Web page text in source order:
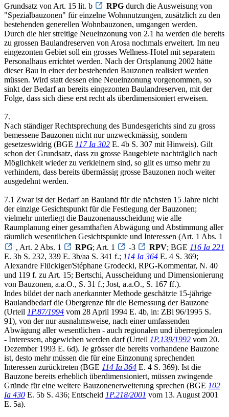
Grundsatz von Art. 15 lit. b
RPG durch die Ausweisung von
"Spezialbauzonen" für einzelne Wohnnutzungen, zusätzlich zu den
bestehenden generellen Wohnbauzonen, umgangen werden.
Durch die hier streitige Neueinzonung von 2.1 ha werden die bereits
zu grossen Baulandreserven von Arosa nochmals erweitert. Im neu
eingezonten Gebiet soll ein grosses Wellness-Hotel mit separatem
Personalhaus errichtet werden. Nach der Ortsplanung 2002 hätte
dieser Bau in einer der bestehenden Bauzonen realisiert werden
müssen. Wird statt dessen eine Neueinzonung vorgenommen, so
sinkt der Bedarf an bereits eingezonten Baulandreserven, mit der
Folge, dass sich diese erst recht als überdimensioniert erweisen.
7.
Nach ständiger Rechtsprechung des Bundesgerichts sind zu gross
bemessene Bauzonen nicht nur unzweckmässig, sondern
gesetzeswidrig (BGE 117 Ia 302 E. 4b S. 307 mit Hinweis). Gilt
schon der Grundsatz, dass zu grosse Baugebiete nachträglich nach
Möglichkeit wieder zu verkleinern sind, so gilt es umso mehr zu
verhindern, dass bereits übermässig grosse Bauzonen noch weiter
ausgedehnt werden.
7.1 Zwar ist der Bedarf an Bauland für die nächsten 15 Jahre nicht
der einzige Gesichtspunkt für die Festlegung der Bauzonen;
vielmehr unterliegt die Bauzonenausscheidung wie alle
Raumplanung einer gesamthaften Abwägung und Abstimmung aller
räumlich wesentlichen Gesichtspunkte und Interessen (Art. 1 Abs. 1
, Art. 2 Abs. 1
RPG; Art. 1 -3 RPV; BGE 116 Ia 221
E. 3b S. 232, 339 E. 3b/aa S. 341 f.; 114 Ia 364 E. 4 S. 369;
Alexandre Flückiger/Stéphane Grodecki, RPG-Kommentar, N. 40
und 119 f. zu Art. 15; Bertschi, Ausscheidung und Dimensionierung
von Bauzonen, a.a.O., S. 31 f.; Jost, a.a.O., S. 167 ff.).
Indes bildet der nach anerkannter Methode geschätzte 15-jährige
Baulandbedarf die Obergrenze für die Bemessung der Bauzone
(Urteil 1P.87/1994 vom 28 April 1994 E. 4b, in: ZBl 96/1995 S.
91), von der nur ausnahmsweise, nach einer umfassenden
Abwägung aller wesentlichen - auch regionalen und überregionalen
- Interessen, abgewichen werden darf (Urteil 1P.139/1992 vom 20.
Dezember 1993 E. 6d). Je grösser die bereits vorhandene Bauzone
ist, desto mehr müssen die für eine Einzonung sprechenden
Interessen zurücktreten (BGE 114 Ia 364 E. 4 S. 369). Ist die
Bauzone bereits erheblich überdimensioniert, müssen zwingende
Gründe für eine weitere Bauzonenerweiterung sprechen (BGE 102
Ia 430 E. 5b S. 436; Entscheid 1P.218/2001 vom 13. August 2001
E. 5a).